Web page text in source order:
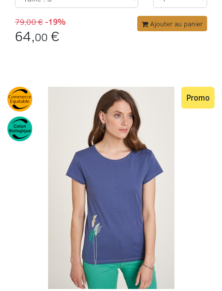
79,00 €-19%
64,00 €
Ajouter au panier
Promo